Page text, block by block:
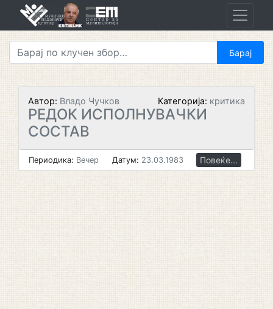
Автор: Владо Чучков Категорија: критика
РЕДОК ИСПОЛНУВАЧКИ
СОСТАВ
Периодика: Вечер Датум: 23.03.1983 Повеќе...